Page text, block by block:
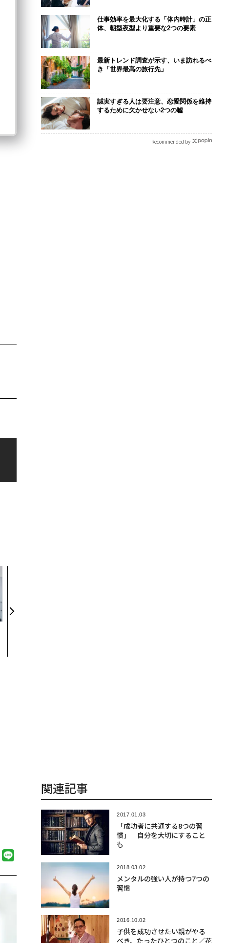
仕事効率を最大化する「体内時計」の正
体、朝型夜型より重要な2つの要素
最新トレンド調査が示す、いま訪れるべ
き「世界最高の旅行先」
誠実すぎる人は要注意、恋愛関係を維持
するために欠かせない2つの嘘
Recommended by
関連記事
2017.01.03
「成功者に共通する8つの習
慣」 自分を大切にすること
も
2018.03.02
メンタルの強い人が持つ7つの
習慣
2016.10.02
子供を成功させたい親がやる
べき、たったひとつのこと／花